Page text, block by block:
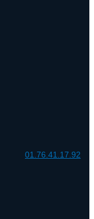
01.76.41.17.92